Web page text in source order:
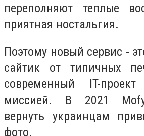
переполняют теплые
приятная ностальгия.
Поэтому новый сервис -
сайтик от типичных
современный IT-
миссией. В 2021
вернуть украинцам
фото.